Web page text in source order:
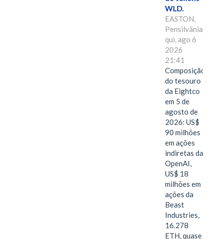
WLD.
EASTON,
Pensilvânia,
qui, ago 6
2026
21:41
Composição
do tesouro
da Eightco
em 5 de
agosto de
2026: US$
90 milhões
em ações
indiretas da
OpenAI,
US$ 18
milhões em
ações da
Beast
Industries,
16.278
ETH, quase